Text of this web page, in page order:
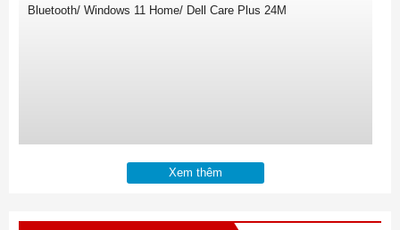
Bluetooth/ Windows 11 Home/ Dell Care Plus 24M
Xem thêm